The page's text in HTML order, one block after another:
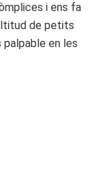
i ens fa
de petits
en les